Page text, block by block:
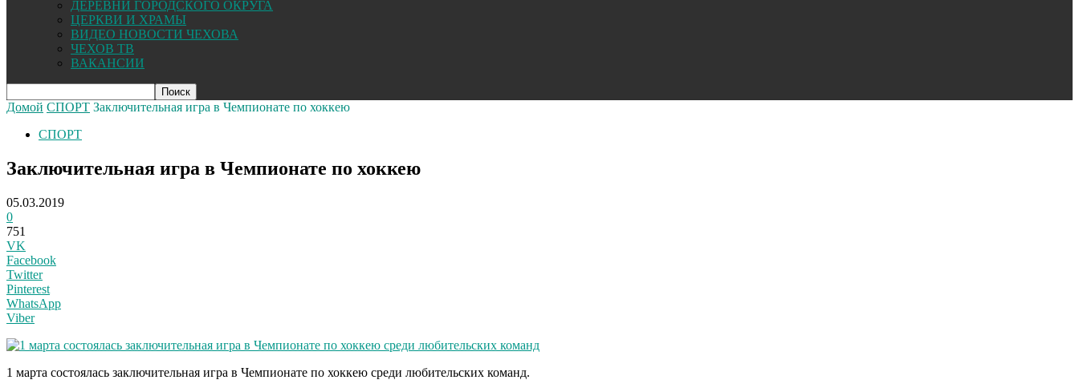
ДЕРЕВНИ ГОРОДСКОГО ОКРУГА
ЦЕРКВИ И ХРАМЫ
ВИДЕО НОВОСТИ ЧЕХОВА
ЧЕХОВ ТВ
ВАКАНСИИ
Домой СПОРТ Заключительная игра в Чемпионате по хоккею
СПОРТ
Заключительная игра в Чемпионате по хоккею
05.03.2019
0
751
VK
Facebook
Twitter
Pinterest
WhatsApp
Viber
1 марта состоялась заключительная игра в Чемпионате по хоккею среди любительских команд.